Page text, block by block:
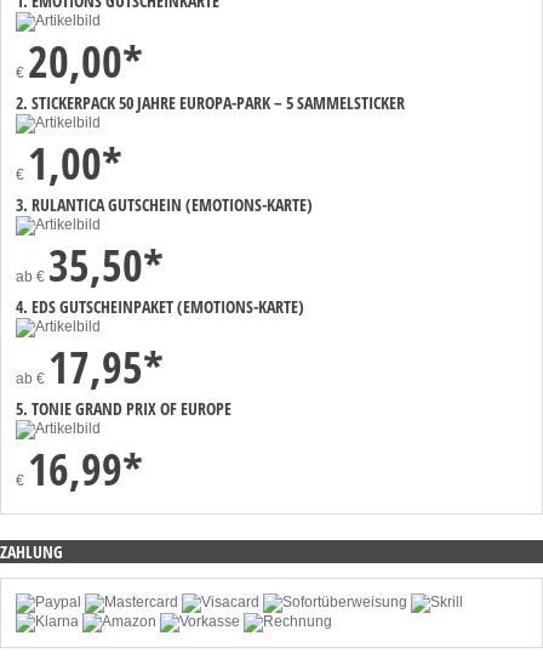
€ 20,00*
2. STICKERPACK 50 JAHRE EUROPA-PARK – 5 SAMMELSTICKER
€ 1,00*
3. RULANTICA GUTSCHEIN (EMOTIONS-KARTE)
ab € 35,50*
4. EDS GUTSCHEINPAKET (EMOTIONS-KARTE)
ab € 17,95*
5. TONIE GRAND PRIX OF EUROPE
€ 16,99*
ZAHLUNG